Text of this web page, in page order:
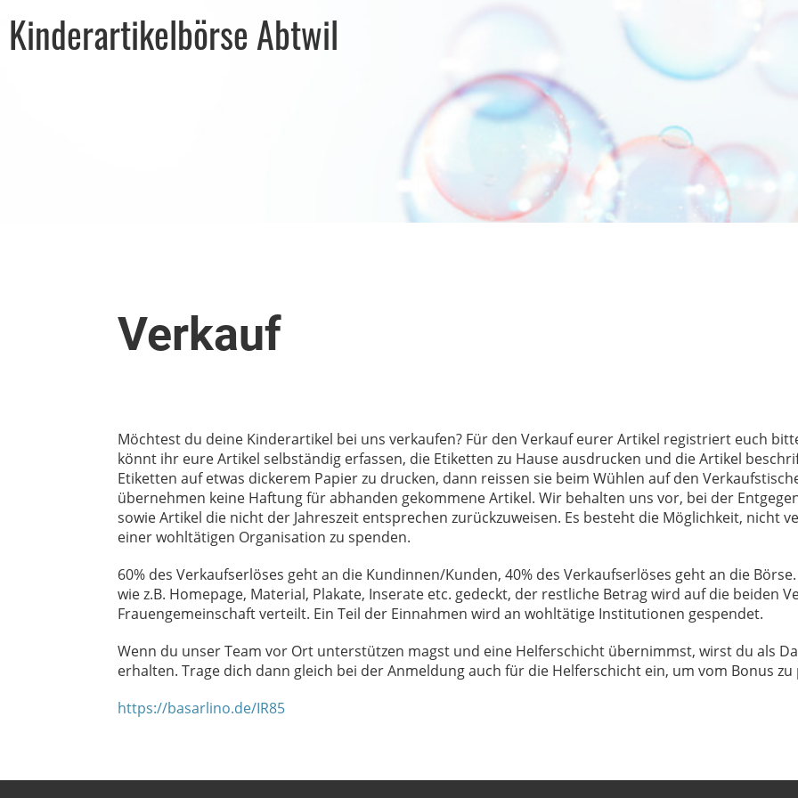
Kinderartikelbörse Abtwil
Verkauf
Möchtest du deine Kinderartikel bei uns verkaufen? Für den Verkauf eurer Artikel registriert euch
könnt ihr eure Artikel selbständig erfassen, die Etiketten zu Hause ausdrucken und die Artikel
Etiketten auf etwas dickerem Papier zu drucken, dann reissen sie beim Wühlen auf den
übernehmen keine Haftung für abhanden gekommene Artikel. Wir behalten uns vor, bei der
sowie Artikel die nicht der Jahreszeit entsprechen zurückzuweisen. Es besteht die Möglichkeit, nicht
einer wohltätigen Organisation zu spenden.
60% des Verkaufserlöses geht an die Kundinnen/Kunden, 40% des Verkaufserlöses geht an die
wie z.B. Homepage, Material, Plakate, Inserate etc. gedeckt, der restliche Betrag wird auf die beiden
Frauengemeinschaft verteilt. Ein Teil der Einnahmen wird an wohltätige Institutionen gespendet.
Wenn du unser Team vor Ort unterstützen magst und eine Helferschicht übernimmst, wirst du als
erhalten. Trage dich dann gleich bei der Anmeldung auch für die Helferschicht ein, um vom Bonus
https://basarlino.de/IR85